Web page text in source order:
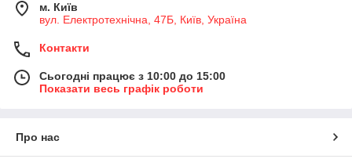
м. Київ
вул. Електротехнічна, 47Б, Київ, Україна
Контакти
Сьогодні працює з 10:00 до 15:00
Показати весь графік роботи
Про нас